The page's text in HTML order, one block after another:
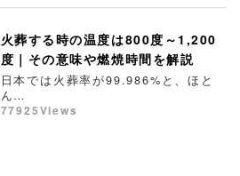
火葬する時の温度は800度～1,200
度｜その意味や燃焼時間を解説
日本では火葬率が99.986%と、ほと
ん…
77925Views